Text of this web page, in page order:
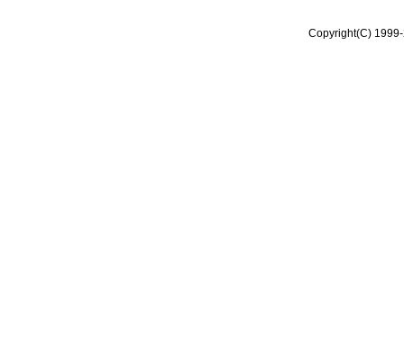
Copyright(C)